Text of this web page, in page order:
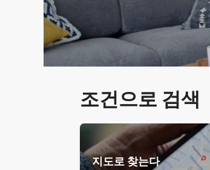
조건으로 검색
지도로 찾는다